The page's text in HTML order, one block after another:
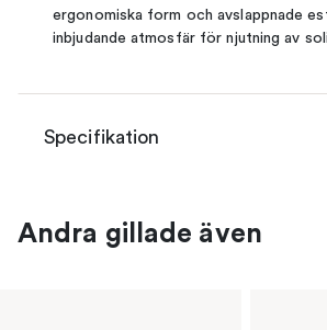
ergonomiska form och avslappnade
inbjudande atmosfär för njutning av
Specifikation
Andra gillade även